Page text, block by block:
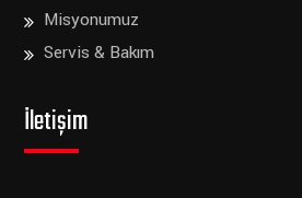
Misyonumuz
Servis & Bakım
İletişim